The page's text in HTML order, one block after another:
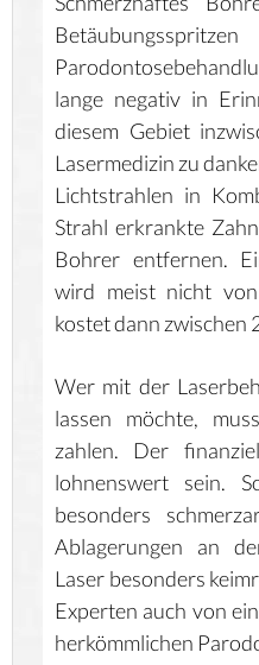
lange negativ in
diesem Gebiet
Lasermedizin zu
Lichtstrahlen in
Strahl erkrankte
Bohrer entfernen.
wird meist nicht
kostet dann zwischen
Wer mit der
lassen möchte,
zahlen. Der
lohnenswert sein.
besonders
Ablagerungen an
Laser besonders
Experten auch von
herkömmlichen